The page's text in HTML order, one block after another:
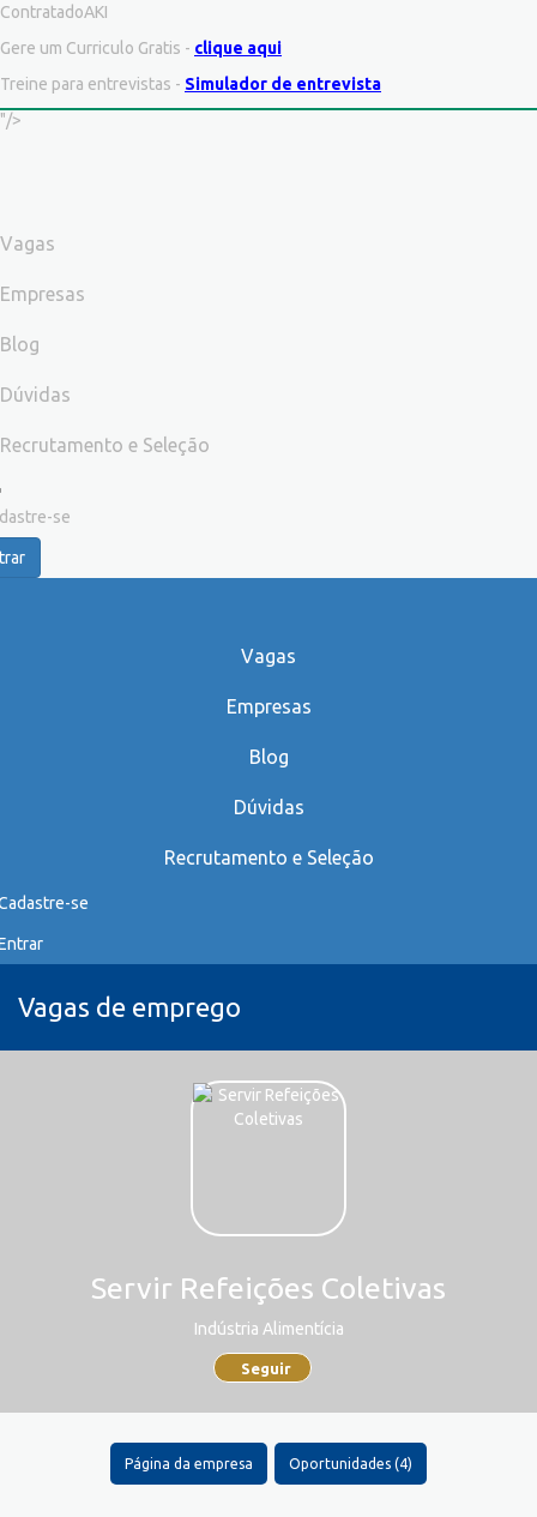
ContratadoAKI
Gere um Curriculo Gratis - clique aqui
Treine para entrevistas - Simulador de entrevista
"/>
Vagas
Empresas
Blog
Dúvidas
Recrutamento e Seleção
se
Vagas
Empresas
Blog
Dúvidas
Recrutamento e Seleção
se
Vagas de emprego
Servir Refeições Coletivas
Indústria Alimentícia
Seguir
Página da empresa Oportunidades (4)